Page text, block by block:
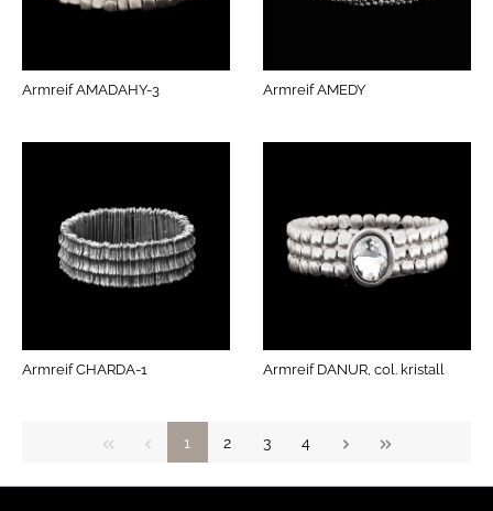
Armreif AMADAHY-3 Armreif AMEDY
Armreif CHARDA-1 Armreif DANUR, col. kristall
1 2 3 4